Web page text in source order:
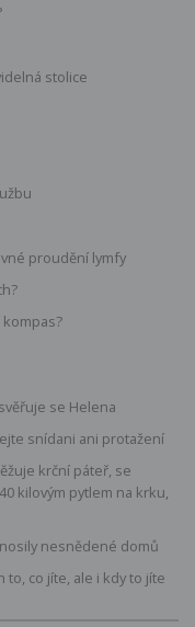
stolice
proudění lymfy
se Helena
snídani ani protažení
krční páteř, se
kilovým pytlem na krku,
nesnědené domů
to, co jíte, ale i kdy to jíte